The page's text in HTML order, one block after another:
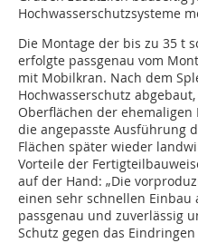
Hochwasserschutzsysteme
Die Montage der bis zu 35 t
erfolgte passgenau vom
mit Mobilkran. Nach dem
Hochwasserschutz
Oberflächen der
die angepasste Ausführung
Flächen später wieder
Vorteile der
auf der Hand: „Die
einen sehr schnellen Einbau
passgenau und zuverlässig
Schutz gegen das Eindringen